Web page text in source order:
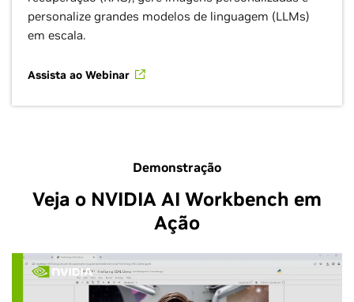
personalize grandes modelos de linguagem (LLMs)
em escala.
Assista ao Webinar
Demonstração
Veja o NVIDIA AI Workbench em
Ação